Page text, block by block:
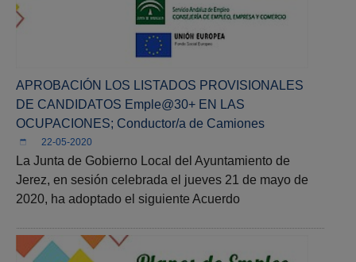
APROBACIÓN LOS LISTADOS PROVISIONALES
DE CANDIDATOS Emple@30+ EN LAS
OCUPACIONES; Conductor/a de Camiones
22-05-2020
La Junta de Gobierno Local del Ayuntamiento de
Jerez, en sesión celebrada el jueves 21 de mayo de
2020, ha adoptado el siguiente Acuerdo